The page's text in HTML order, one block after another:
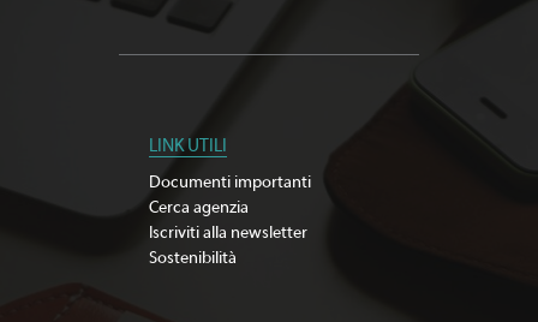
LINK UTILI
Documenti importanti
Cerca agenzia
Iscriviti alla newsletter
Sostenibilità